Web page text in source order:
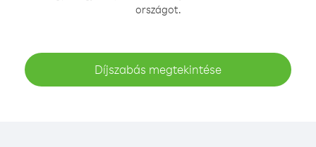
országot.
Díjszabás megtekintése